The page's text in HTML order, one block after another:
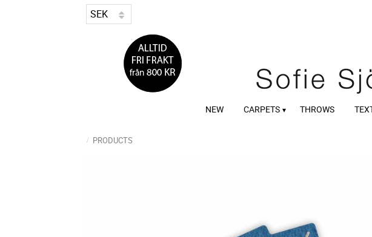
NEW CARPETS THROWS
PRODUCTS